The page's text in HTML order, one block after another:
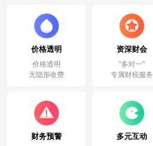
价格透明
价格透明
无隐形收费
资深财会
"多对一"
专属财税服务
财务预警 多元互动